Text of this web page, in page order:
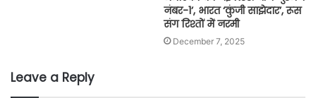
नंबर-1’, भारत ‘कुंजी साझेदार’, रूस
संग रिश्तों में नरमी
December 7, 2025
Leave a Reply